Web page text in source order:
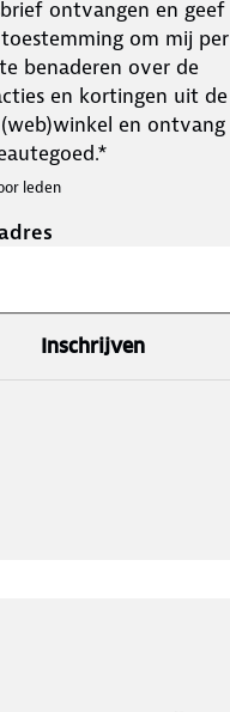
ontvangen en geef
om mij per
benaderen over de
en kortingen uit de
en ontvang
leden
Inschrijven